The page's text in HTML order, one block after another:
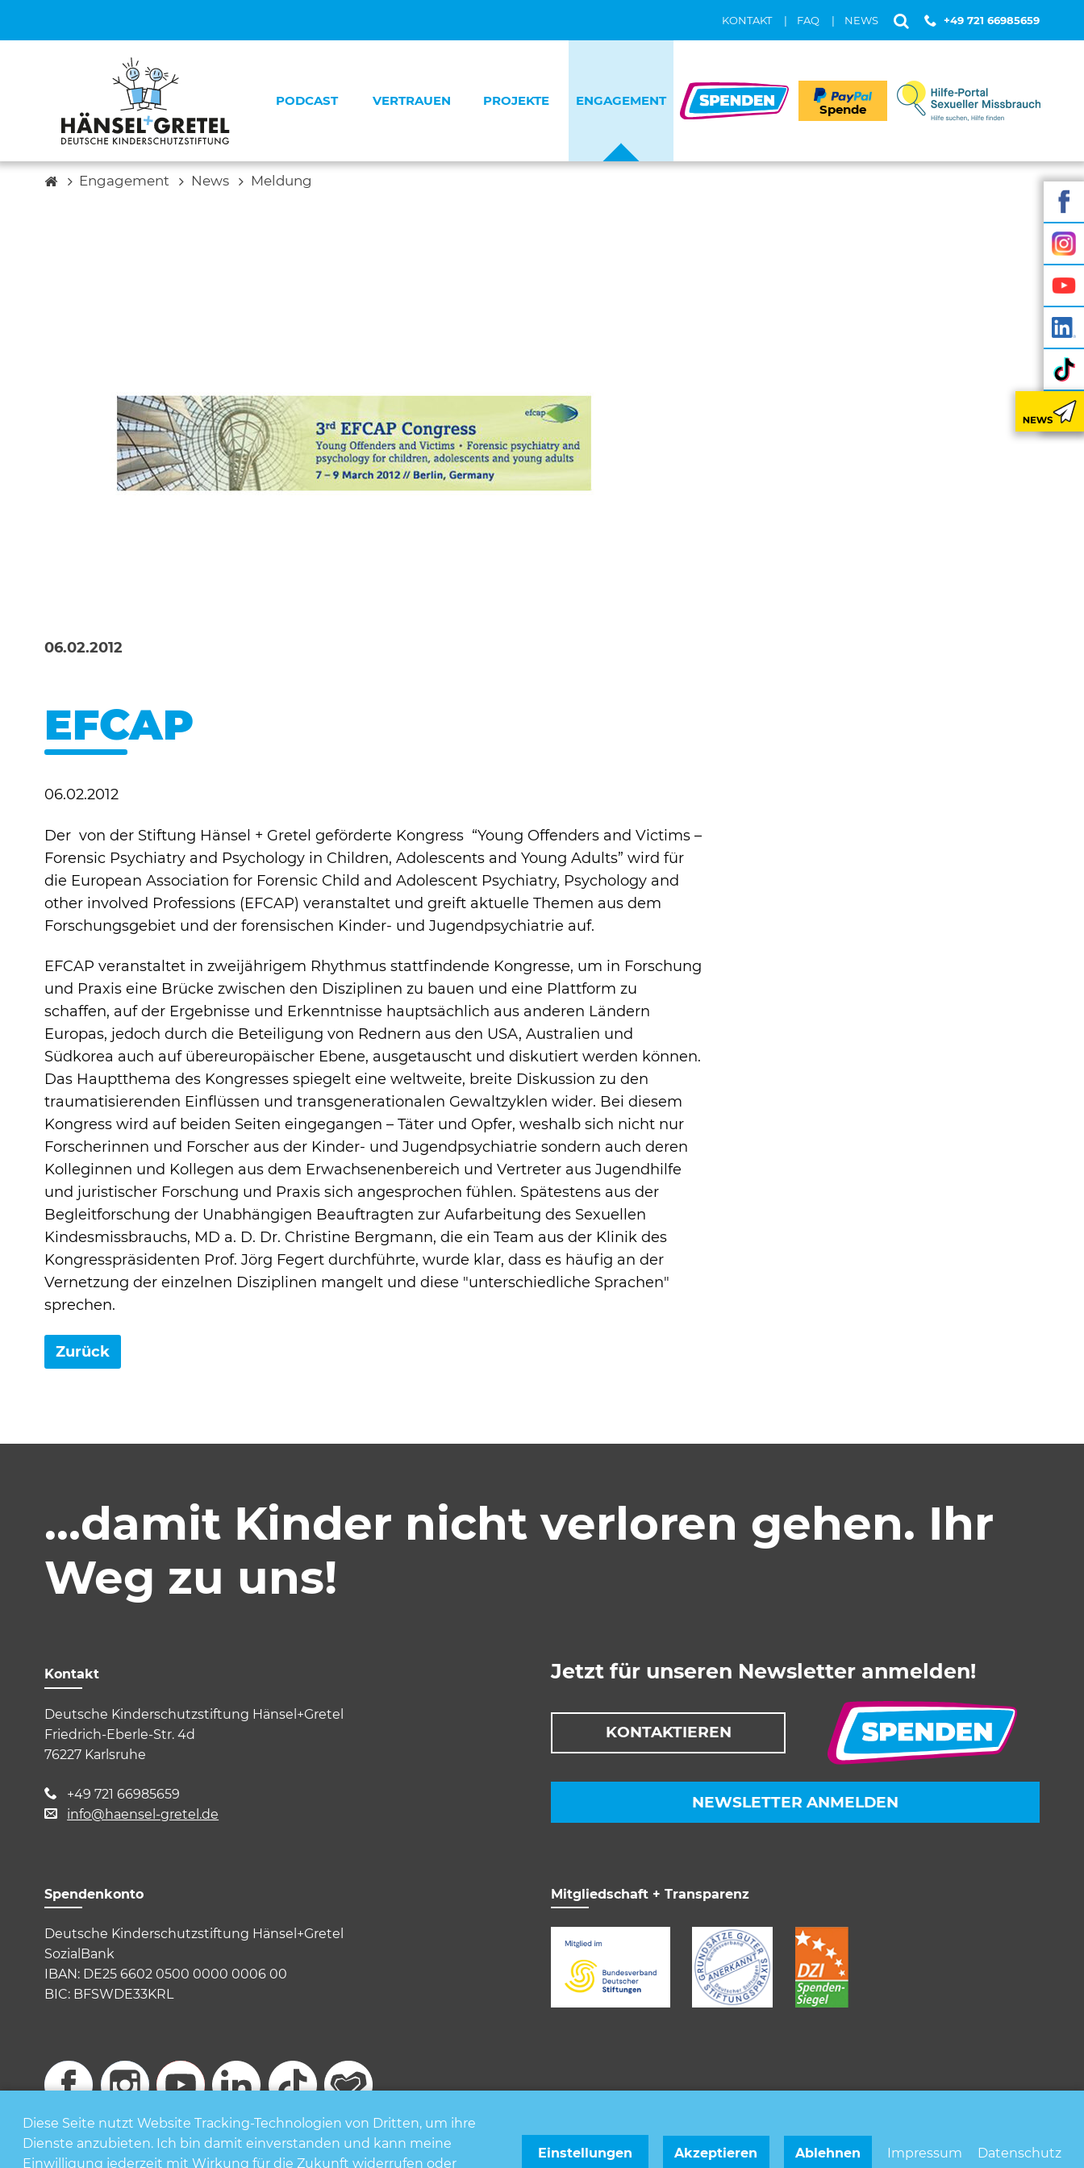
KONTAKT FAQ NEWS +49 721 66985659
PODCAST VERTRAUEN
Unsere Menschen
PROJEKTE
Hänsel+Gretel Herzenspreis
FFIPS
Childhood-Haus Ortenau
Echt Krass!
ENGAGEMENT
Golf4Kids
Buch Prof. Dr. Regina Steil
Spende
Engagement News Meldung
06.02.2012
EFCAP
06.02.2012
Der von der Stiftung Hänsel + Gretel geförderte Kongress “Young Offenders and Victims –
Forensic Psychiatry and Psychology in Children, Adolescents and Young Adults” wird für
die European Association for Forensic Child and Adolescent Psychiatry, Psychology and
other involved Professions (EFCAP) veranstaltet und greift aktuelle Themen aus dem
Forschungsgebiet und der forensischen Kinder- und Jugendpsychiatrie auf.
EFCAP veranstaltet in zweijährigem Rhythmus stattfindende Kongresse, um in Forschung
und Praxis eine Brücke zwischen den Disziplinen zu bauen und eine Plattform zu
schaffen, auf der Ergebnisse und Erkenntnisse hauptsächlich aus anderen Ländern
Europas, jedoch durch die Beteiligung von Rednern aus den USA, Australien und
Südkorea auch auf übereuropäischer Ebene, ausgetauscht und diskutiert werden können.
Das Hauptthema des Kongresses spiegelt eine weltweite, breite Diskussion zu den
traumatisierenden Einflüssen und transgenerationalen Gewaltzyklen wider. Bei diesem
Kongress wird auf beiden Seiten eingegangen – Täter und Opfer, weshalb sich nicht nur
Forscherinnen und Forscher aus der Kinder- und Jugendpsychiatrie sondern auch deren
Kolleginnen und Kollegen aus dem Erwachsenenbereich und Vertreter aus Jugendhilfe
und juristischer Forschung und Praxis sich angesprochen fühlen. Spätestens aus der
Begleitforschung der Unabhängigen Beauftragten zur Aufarbeitung des Sexuellen
Kindesmissbrauchs, MD a. D. Dr. Christine Bergmann, die ein Team aus der Klinik des
Kongresspräsidenten Prof. Jörg Fegert durchführte, wurde klar, dass es häufig an der
Vernetzung der einzelnen Disziplinen mangelt und diese "unterschiedliche Sprachen"
sprechen.
Zurück
…damit Kinder nicht verloren gehen. Ihr
Weg zu uns!
Kontakt
Deutsche Kinderschutzstiftung Hänsel+Gretel
Friedrich-Eberle-Str. 4d
76227 Karlsruhe
+49 721 66985659
info@haensel-gretel.de
Jetzt für unseren Newsletter anmelden!
KONTAKTIEREN
NEWSLETTER ANMELDEN
Spendenkonto
Deutsche Kinderschutzstiftung Hänsel+Gretel
SozialBank
IBAN: DE25 6602 0500 0000 0006 00
BIC: BFSWDE33KRL
Mitgliedschaft + Transparenz
© Deutsche Kinderschutzstiftung Hänsel + Gretel Datenschutz Impressum Cookieeinstellungen
Diese Seite nutzt Website Tracking-Technologien von Dritten, um ihre
Dienste anzubieten. Ich bin damit einverstanden und kann meine
Einwilligung jederzeit mit Wirkung für die Zukunft widerrufen oder
Einstellungen Akzeptieren Ablehnen Impressum Datenschutz
Notwendig
Diese werden für die Grundfunktionen der Website benötigt und helfen dabei, unsere Website nutzbar zu machen sowie Zugriffe
Cookie Informationen anzeigen
Marketing und Statistik Cookies werden verwendet, um anonymes Tracking zu aktivieren. Hierbei werden können anonymisierte
Daten an eventuelle Drittanbieter weitergeleitet.
Cookie Informationen anzeigen